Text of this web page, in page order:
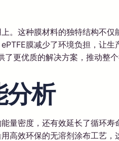
。这种膜材料的独特结构不
膜减少了环境负担，让
更优质的解决方案，推动整个
分析
量密度，还有效延长了循环
高效环保的无溶剂涂布工艺